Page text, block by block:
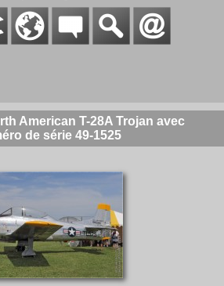
American T-28A Trojan avec
de série 49-1525